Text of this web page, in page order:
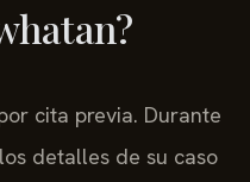
cita previa. Durante
detalles de su caso